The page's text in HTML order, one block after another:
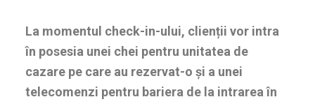
La momentul check-in-ului, clienții vor intra
în posesia unei chei pentru unitatea de
cazare pe care au rezervat-o și a unei
telecomenzi pentru bariera de la intrarea în